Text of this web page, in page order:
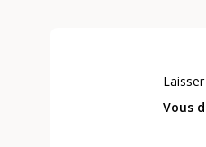
Vous